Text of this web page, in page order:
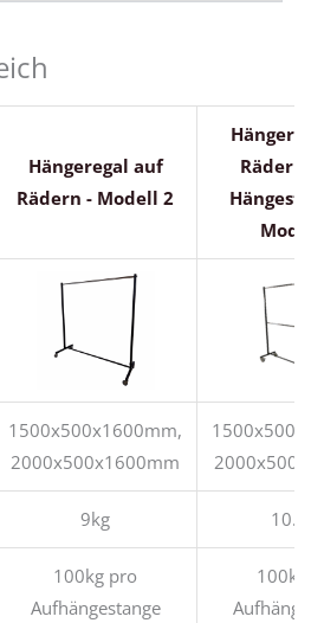
Hängeregal auf
Rädern - Modell 2
Rädern
Modell
1500x500x1600mm,
2000x500x1600mm
9kg
100kg pro
Aufhängestange
100kg